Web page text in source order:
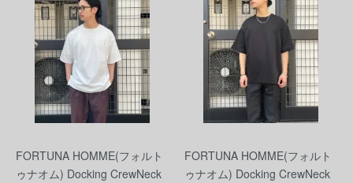
FORTUNA HOMME(フォルト
ゥナオム) Docking CrewNeck
FORTUNA HOMME(フォルト
ゥナオム) Docking CrewNeck